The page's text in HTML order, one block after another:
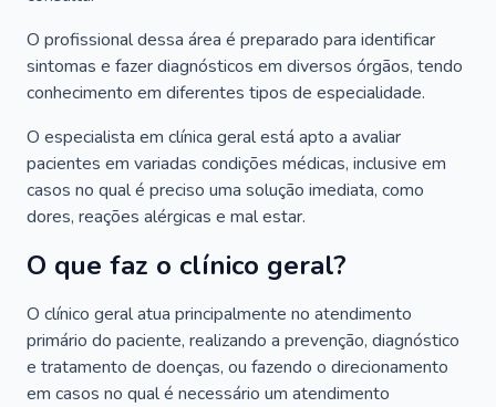
O profissional dessa área é preparado para identificar
sintomas e fazer diagnósticos em diversos órgãos, tendo
conhecimento em diferentes tipos de especialidade.
O especialista em clínica geral está apto a avaliar
pacientes em variadas condições médicas, inclusive em
casos no qual é preciso uma solução imediata, como
dores, reações alérgicas e mal estar.
O que faz o clínico geral?
O clínico geral atua principalmente no atendimento
primário do paciente, realizando a prevenção, diagnóstico
e tratamento de doenças, ou fazendo o direcionamento
em casos no qual é necessário um atendimento